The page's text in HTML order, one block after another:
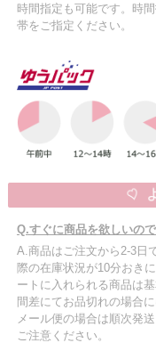
時間指定も可能です。時
帯をご指定ください。
Q.すぐに商品を欲しいの
A.商品はご注文から2-3日
際の在庫状況が10分おき
ートに入れられる商品は
間差にてお品切れの場合
メール便の場合は順次発
ご注意ください。